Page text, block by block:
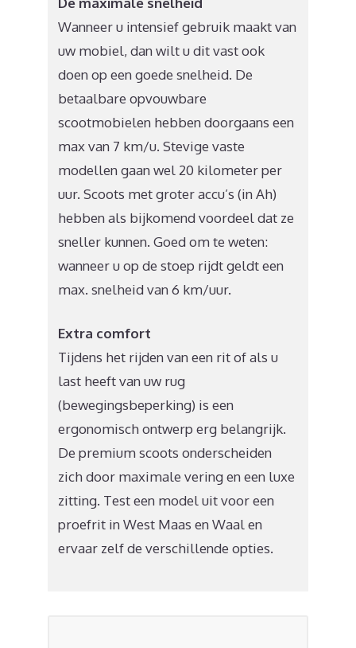
Wanneer u intensief gebruik maakt van
uw mobiel, dan wilt u dit vast ook
doen op een goede snelheid. De
betaalbare opvouwbare
scootmobielen hebben doorgaans een
max van 7 km/u. Stevige vaste
modellen gaan wel 20 kilometer per
uur. Scoots met groter accu’s (in Ah)
hebben als bijkomend voordeel dat ze
sneller kunnen. Goed om te weten:
wanneer u op de stoep rijdt geldt een
max. snelheid van 6 km/uur.
Extra comfort
Tijdens het rijden van een rit of als u
last heeft van uw rug
(bewegingsbeperking) is een
ergonomisch ontwerp erg belangrijk.
De premium scoots onderscheiden
zich door maximale vering en een luxe
zitting. Test een model uit voor een
proefrit in West Maas en Waal en
ervaar zelf de verschillende opties.